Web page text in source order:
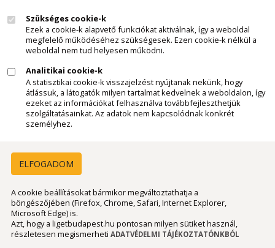
Felhívjuk látogatóink figyelmét, hogy a honlapunkon szereplő
minden tartalom, szöveges leírás, képi anyag, videó, stb., a
Kemax Kft. szellemi tulajdonát képezi és mint ilyen, az 1999. évi
illetve a törvény egyéb ide vonatkozó rendelkezései szerint,
szerzői jogvédelem alatt áll. Az említett anyagok, előzetes
engedélyünk nélkül történő bárminemű felhasználása,
másolása, terjesztése, forrásmegjelölés nélküli hivatkozása
felelősségét is. Ha valaki bármilyen anyagunkat, bármilyen
célból fel szeretné használni, kérjük, hogy az idézett törvény
által előírt szerződéskötés céljából keressék irodánkat a
"Kapcsolat" menűpontban található elérhetőségeinken.
Szükséges cookie-k
Ezek a cookie-k alapvető funkciókat aktiválnak, így a weboldal
megfelelő működéséhez szükségesek. Ezen cookie-k nélkül a
weboldal nem tud helyesen működni.
Analitikai cookie-k
A statisztikai cookie-k visszajelzést nyújtanak nekünk, hogy
átlássuk, a látogatók milyen tartalmat kedvelnek a weboldalon, így
ezeket az információkat felhasználva továbbfejleszthetjük
szolgáltatásainkat. Az adatok nem kapcsolódnak konkrét
személyhez.
A cookie beállításokat bármikor megváltoztathatja a
böngészőjében (Firefox, Chrome, Safari, Internet Explorer,
Microsoft Edge) is.
Azt, hogy a ligetbudapest.hu pontosan milyen sütiket használ,
részletesen megismerheti ADATVÉDELMI TÁJÉKOZTATÓNKBÓL
ELFOGADOM